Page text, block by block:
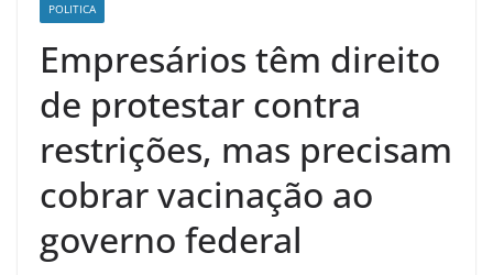
POLITICA
Empresários têm direito
de protestar contra
restrições, mas precisam
cobrar vacinação ao
governo federal